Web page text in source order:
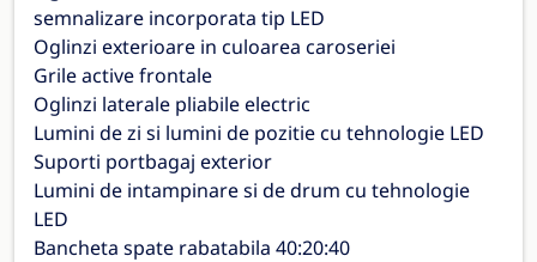
semnalizare incorporata tip LED
Oglinzi exterioare in culoarea caroseriei
Grile active frontale
Oglinzi laterale pliabile electric
Lumini de zi si lumini de pozitie cu tehnologie LED
Suporti portbagaj exterior
Lumini de intampinare si de drum cu tehnologie
LED
Bancheta spate rabatabila 40:20:40